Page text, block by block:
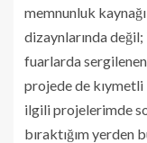
memnunluk
dizaynlarında
fuarlarda
projede de kıymetli
ilgili projelerimde
bıraktığım yerden